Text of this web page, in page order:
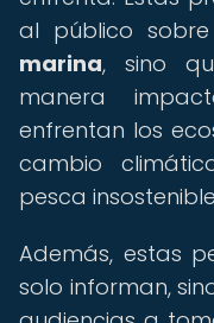
al público
marina, sino
manera
enfrentan los
cambio
pesca
Además, estas
solo informan,